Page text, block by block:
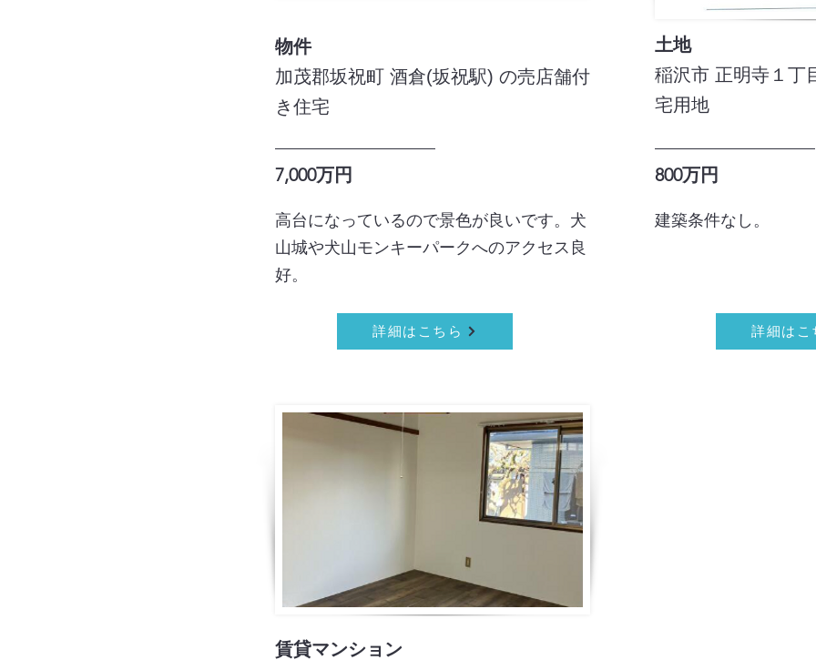
物件
加茂郡坂祝町 酒倉(坂祝駅) の売店舗付
き住宅
7,000万円
高台になっているので景色が良いです。犬
山城や犬山モンキーパークへのアクセス良
好。
詳細はこちら
​​土地
稲沢市 正明寺１丁
宅用地
800万円
建築条件なし。
詳細はこ
賃貸マンション